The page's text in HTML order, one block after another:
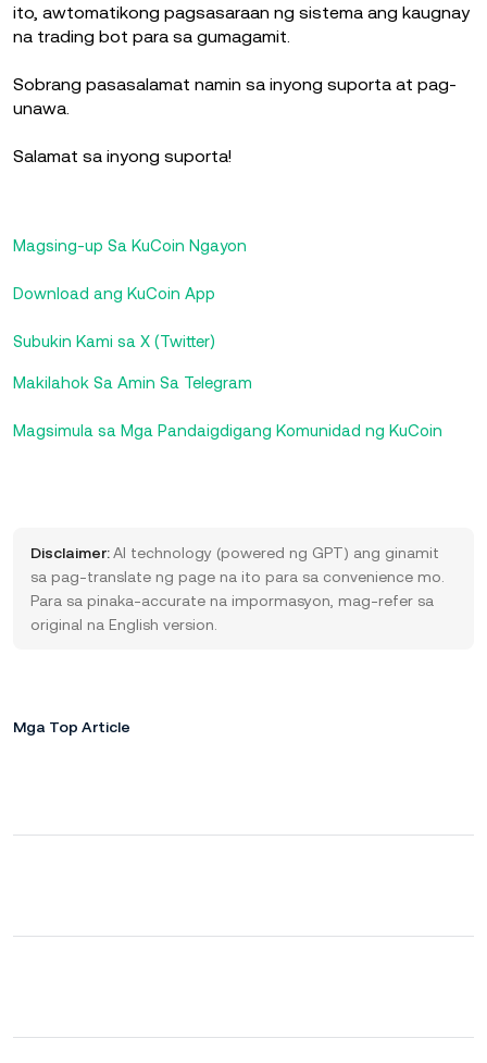
ito, awtomatikong pagsasaraan ng sistema ang kaugnay
na trading bot para sa gumagamit.
Sobrang pasasalamat namin sa inyong suporta at pag-
unawa.
Salamat sa inyong suporta!
Magsing-up Sa KuCoin Ngayon
Download ang KuCoin App
Subukin Kami sa X (Twitter)
Makilahok Sa Amin Sa Telegram
Magsimula sa Mga Pandaigdigang Komunidad ng KuCoin
Disclaimer:AI technology (powered ng GPT) ang ginamit
sa pag-translate ng page na ito para sa convenience mo.
Para sa pinaka-accurate na impormasyon, mag-refer sa
original na English version.
Mga Top Article